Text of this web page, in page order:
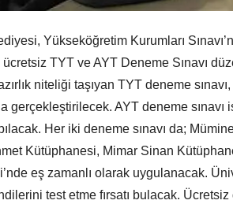
Yükseköğretim Kurumları
TYT ve AYT Deneme Sınavı
niteliği taşıyan TYT deneme
gerçekleştirilecek. AYT deneme
Her iki deneme sınavı da;
Kütüphanesi, Mimar Sinan
eş zamanlı olarak uygulanacak.
test etme fırsatı bulacak.